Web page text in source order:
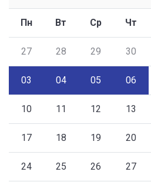
Пн Вт Ср Чт
27 28 29 30
03 04 05 06
10 11 12 13
17 18 19 20
24 25 26 27